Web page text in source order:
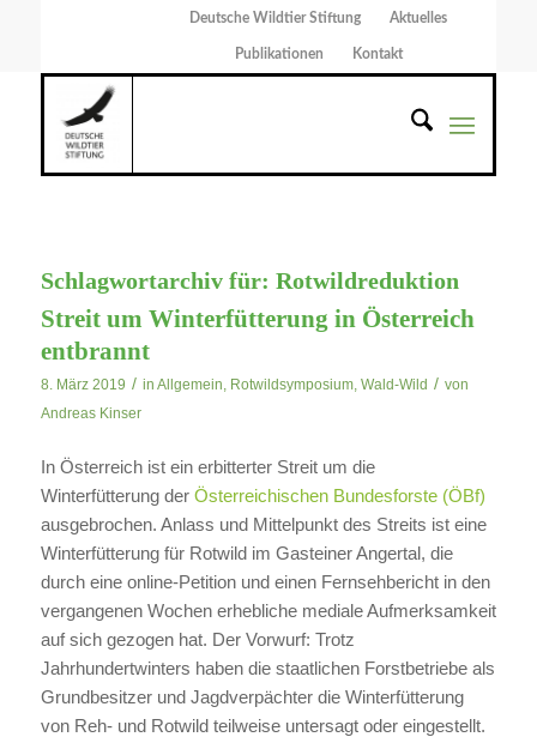
Deutsche Wildtier Stiftung Aktuelles
Publikationen Kontakt
Schlagwortarchiv für: Rotwildreduktion
Streit um Winterfütterung in Österreich
entbrannt
8. März 2019 / in Allgemein, Rotwildsymposium, Wald-Wild / von
Andreas Kinser
In Österreich ist ein erbitterter Streit um die
Winterfütterung der Österreichischen Bundesforste (ÖBf)
ausgebrochen. Anlass und Mittelpunkt des Streits ist eine
Winterfütterung für Rotwild im Gasteiner Angertal, die
durch eine online-Petition und einen Fernsehbericht in den
vergangenen Wochen erhebliche mediale Aufmerksamkeit
auf sich gezogen hat. Der Vorwurf: Trotz
Jahrhundertwinters haben die staatlichen Forstbetriebe als
Grundbesitzer und Jagdverpächter die Winterfütterung
von Reh- und Rotwild teilweise untersagt oder eingestellt.